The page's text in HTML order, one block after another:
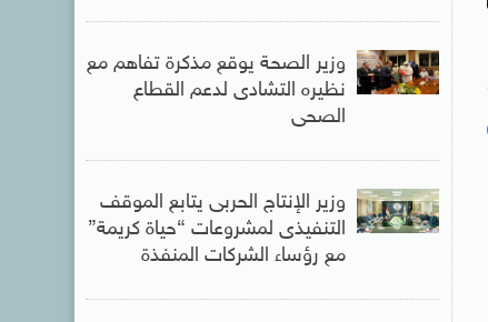
وزير الصحة يوقع مذكرة تفاهم مع
نظيره التشادى لدعم القطاع
الصحى
وزير الإنتاج الحربى يتابع الموقف
التنفيذى لمشروعات “حياة كريمة”
مع رؤساء الشركات المنفذة